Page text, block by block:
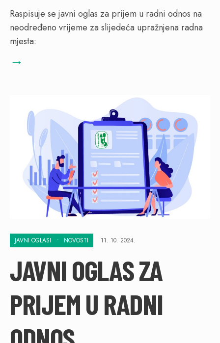
Raspisuje se javni oglas za prijem u radni odnos na
neodređeno vrijeme za slijedeća upražnjena radna
mjesta:
→
JAVNI OGLASI • NOVOSTI 11. 10. 2024.
JAVNI OGLAS ZA
PRIJEM U RADNI